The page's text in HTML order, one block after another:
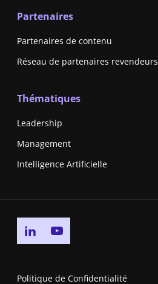
Partenaires
Partenaires de contenu
Réseau de partenaires revendeurs
Thématiques
Leadership
Management
Intelligence Artificielle
Go to linkedin page
Politique de Confidentialité